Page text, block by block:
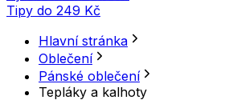
Tipy do 249 Kč
Hlavní stránka
Oblečení
Pánské oblečení
Tepláky a kalhoty